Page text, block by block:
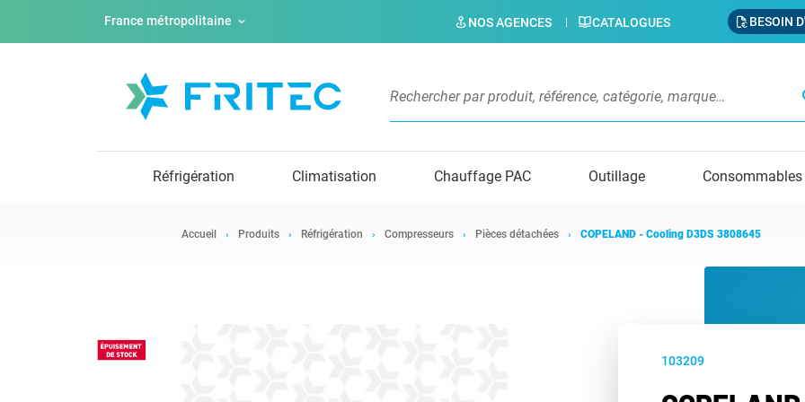
France métropolitaine NOS AGENCES CATALOGUES BESOIN
Réfrigération Climatisation Chauffage PAC Outillage Consommables
Accueil Produits Réfrigération Compresseurs Pièces détachées COPELAND - Cooling D3DS 3808645
103209